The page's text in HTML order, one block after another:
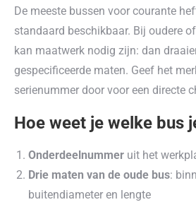
De meeste bussen voor courante
standaard beschikbaar. Bij oudere
kan maatwerk nodig zijn: dan
gespecificeerde maten. Geef het
serienummer door voor een directe
Hoe weet je welke bus
Onderdeelnummer uit het
Drie maten van de oude bus:
buitendiameter en lengte